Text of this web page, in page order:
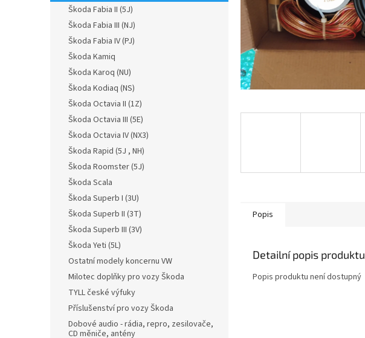
n
Škoda Fabia II (5J)
Škoda Fabia III (NJ)
Škoda Fabia IV (PJ)
Škoda Kamiq
Škoda Karoq (NU)
Škoda Kodiaq (NS)
Škoda Octavia II (1Z)
Škoda Octavia III (5E)
Škoda Octavia IV (NX3)
Škoda Rapid (5J , NH)
Škoda Roomster (5J)
Škoda Scala
Škoda Superb I (3U)
Škoda Superb II (3T)
Škoda Superb III (3V)
Škoda Yeti (5L)
Ostatní modely koncernu VW
Milotec doplňky pro vozy Škoda
TYLL české výfuky
Příslušenství pro vozy Škoda
Dobové audio - rádia, repro, zesilovače,
CD měniče, antény
Popis
Detailní popis produktu
Popis produktu není dostupný